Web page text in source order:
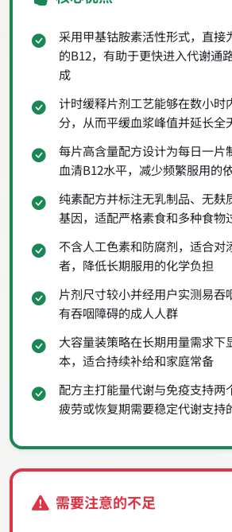
采用甲基钴胺素活性形式，直接
的B12，有助于更快进入代谢通
成
计时缓释片剂工艺能够在数小时
分，从而平缓血浆峰值并延长全
每片高含量配方设计为每日一片
血清B12水平，减少频繁服用的
纯素配方并标注无乳制品、无麸
基因，适配严格素食和多种食物
不含人工色素和防腐剂，适合对
者，降低长期服用的化学负担
片剂尺寸较小并经用户实测易吞
有吞咽障碍的成人人群
大容量装策略在长期用量需求下
本，适合持续补给和家庭常备
配方主打能量代谢与免疫支持两
疲劳或恢复期需要稳定代谢支持
需要注意的不足